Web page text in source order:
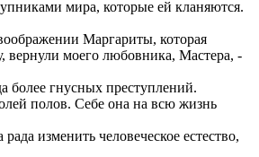
мира, которые ей кланяются.
Маргариты, которая
вернули моего любовника, Мастера, -
более гнусных преступлений.
полов. Себе она на всю жизнь
изменить человеческое естество,